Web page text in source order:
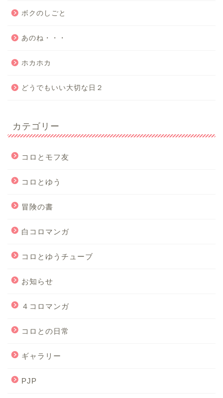
ボクのしごと
あのね・・・
ホカホカ
どうでもいい大切な日２
カテゴリー
コロとモフ友
コロとゆう
冒険の書
白コロマンガ
コロとゆうチューブ
お知らせ
４コロマンガ
コロとの日常
ギャラリー
PJP